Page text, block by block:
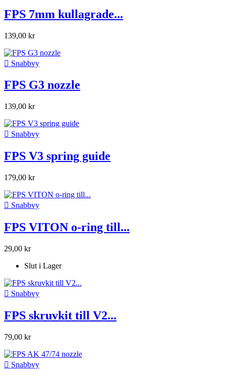
FPS 7mm kullagrade...
139,00 kr
 Snabbvy
FPS G3 nozzle
139,00 kr
 Snabbvy
FPS V3 spring guide
179,00 kr
 Snabbvy
FPS VITON o-ring till...
29,00 kr
Slut i Lager
 Snabbvy
FPS skruvkit till V2...
79,00 kr
 Snabbvy